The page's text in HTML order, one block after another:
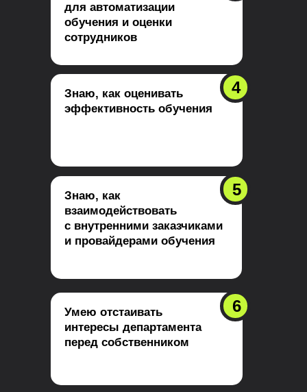
Умею отстаивать
интересы департамента
перед собственником
6
для автоматизации
обучения и оценки
сотрудников
Знаю, как
взаимодействовать
с внутренними заказчиками
и провайдерами обучения
5
Знаю, как оценивать
эффективность обучения
4